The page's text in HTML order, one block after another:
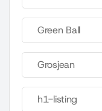
Green Ball
Grosjean
h1-listing